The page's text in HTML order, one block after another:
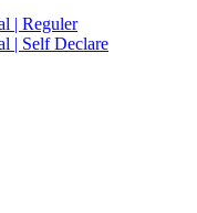
| Reguler
| Self Declare